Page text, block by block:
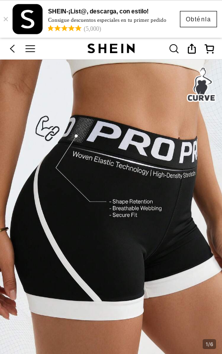
Obténla
×
SHEIN-¡List@, descarga, con estilo!
Consigue descuentos especiales en tu primer pedido
(5,000)
1/6